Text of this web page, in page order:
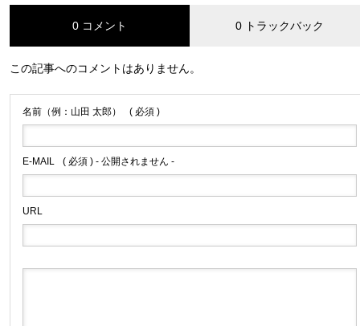
0 コメント 0 トラックバック
この記事へのコメントはありません。
名前（例：山田 太郎） ( 必須 )
E-MAIL ( 必須 ) - 公開されません -
URL